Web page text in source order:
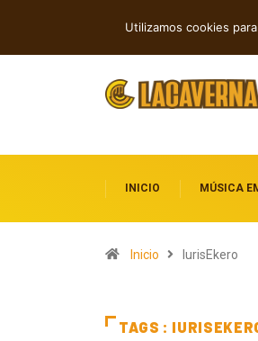
INICIO MÚSICA
Inicio IurisEkero
TAGS :
Utilizamos cookies